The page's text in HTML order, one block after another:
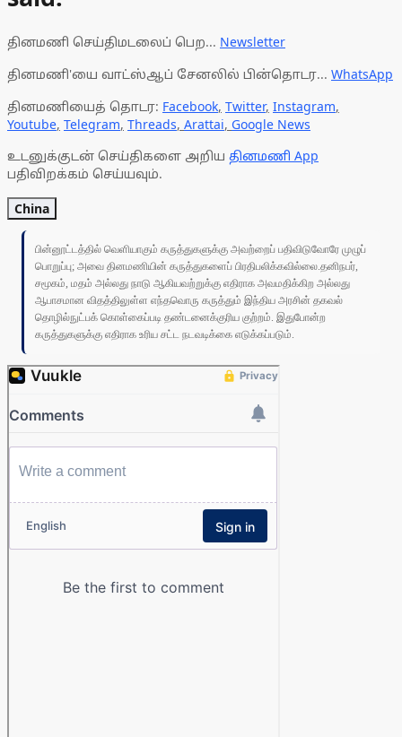
தினமணி செய்திமடலைப் பெற... Newsletter
தினமணி'யை வாட்ஸ்ஆப் சேனலில் பின்தொடர... WhatsApp
தினமணியைத் தொடர: Facebook, Twitter, Instagram,
Youtube, Telegram, Threads, Arattai, Google News
உடனுக்குடன் செய்திகளை அறிய தினமணி App
பதிவிறக்கம் செய்யவும்.
China
பின்னூட்டத்தில் வெளியாகும் கருத்துகளுக்கு அவற்றைப் பதிவிடுவோரே முழுப்
பொறுப்பு; அவை தினமணியின் கருத்துகளைப் பிரதிபலிக்கவில்லை.தனிநபர்,
சமூகம், மதம் அல்லது நாடு ஆகியவற்றுக்கு எதிராக அவமதிக்கிற அல்லது
ஆபாசமான விதத்திலுள்ள எந்தவொரு கருத்தும் இந்திய அரசின் தகவல்
தொழில்நுட்பக் கொள்கைப்படி தண்டனைக்குரிய குற்றம். இதுபோன்ற
கருத்துகளுக்கு எதிராக உரிய சட்ட நடவடிக்கை எடுக்கப்படும்.